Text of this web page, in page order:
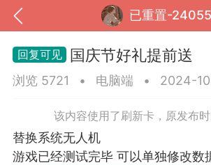
已重置-24055
国庆节好礼提前送
浏览 5721 • 电脑端 • 2024-
该内容使用了刷新卡，原发布
替换系统无人机
游戏已经测试完毕 可以单独修改数